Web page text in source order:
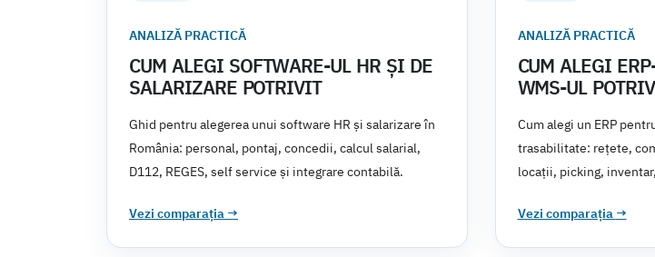
ANALIZĂ PRACTICĂ
CUM ALEGI SOFTWARE-UL HR ȘI DE
SALARIZARE POTRIVIT
Ghid pentru alegerea unui software HR și salarizare în
România: personal, pontaj, concedii, calcul salarial,
D112, REGES, self service și integrare contabilă.
Vezi comparația →
ANALIZĂ PRACTICĂ
CUM ALEGI
WMS-UL
Cum alegi un ERP
trasabilitate: rețete,
locații, picking,
Vezi comparația →